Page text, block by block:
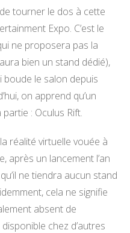
tourner le dos à cette
Expo. C’est le
ne proposera pas la
bien un stand dédié),
boude le salon depuis
on apprend qu’un
: Oculus Rift.
réalité virtuelle vouée à
après un lancement l’an
ne tiendra aucun stand
cela ne signifie
absent de
chez d’autres